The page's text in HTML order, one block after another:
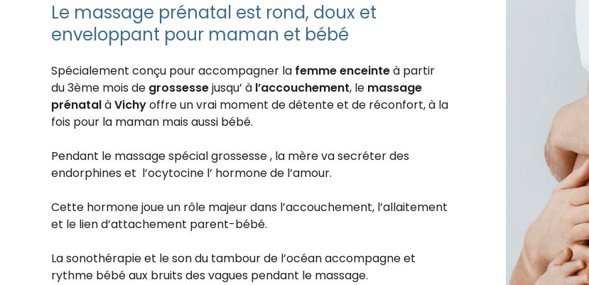
Le massage prénatal est rond, doux et
enveloppant pour maman et bébé
Spécialement conçu pour accompagner la femme enceinteà partir
du 3ème mois de grossessejusqu’ à l’accouchement, le massage
prénatalàVichyoffre un vrai moment de détente et de réconfort, à la
fois pour la maman mais aussi bébé.
Pendant le massage spécial grossesse , la mère va secréter des
endorphines et l’ocytocine l’ hormone de l’amour.
Cette hormone joue un rôle majeur dans l’accouchement, l’allaitement
et le lien d’attachement parent-bébé.
La sonothérapie et le son du tambour de l’océan accompagne et
rythme bébé aux bruits des vagues pendant le massage.